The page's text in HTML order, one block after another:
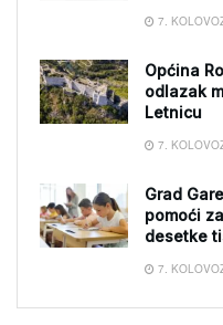
7.
Općina
odlazak
Letnicu
7.
Grad
pomoći
desetke
7.